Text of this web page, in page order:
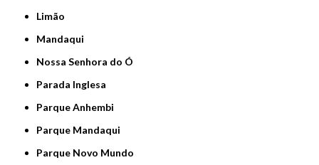
Limão
Mandaqui
Nossa Senhora do Ó
Parada Inglesa
Parque Anhembi
Parque Mandaqui
Parque Novo Mundo